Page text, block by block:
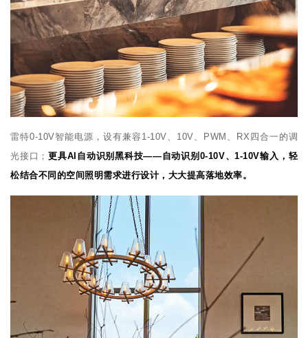
雷特0-10V智能电源，设有兼容1-10V、10V、PWM、RX四合一的调
光接口； 更具AI自动识别黑科技——自动识别0-10V、1-10V输入，轻
松结合不同的空间照明需求进行设计，大大提高落地效率。